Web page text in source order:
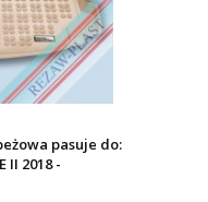
pasuje do:
II 2018 -